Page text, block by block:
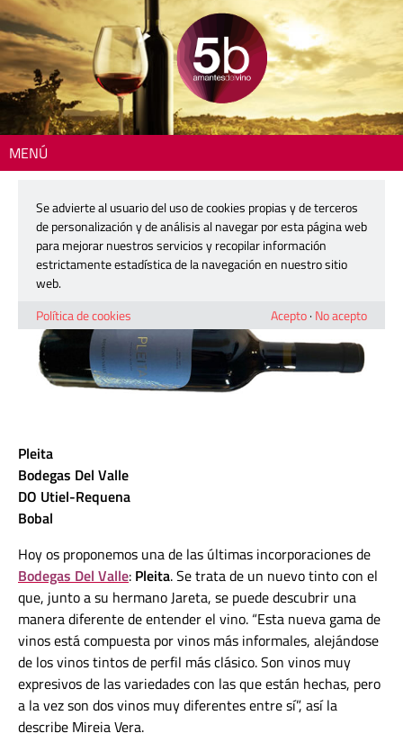
MENÚ
Pleita
8 julio, 2026
Pleita
Bodegas Del Valle
DO Utiel-Requena
Bobal
Hoy os proponemos una de las últimas incorporaciones de
Bodegas Del Valle: Pleita. Se trata de un nuevo tinto con el
que, junto a su hermano Jareta, se puede descubrir una
manera diferente de entender el vino. “Esta nueva gama de
vinos está compuesta por vinos más informales, alejándose
de los vinos tintos de perfil más clásico. Son vinos muy
expresivos de las variedades con las que están hechas, pero
a la vez son dos vinos muy diferentes entre sí”, así la
describe Mireia Vera.
Se advierte al usuario del uso de cookies propias y de terceros
de personalización y de análisis al navegar por esta página web
para mejorar nuestros servicios y recopilar información
estrictamente estadística de la navegación en nuestro sitio
web.
Política de cookies
Acepto· No acepto